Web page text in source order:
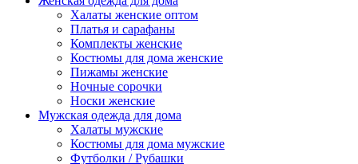
Халаты женские оптом
Платья и сарафаны
Комплекты женские
Костюмы для дома женские
Пижамы женские
Ночные сорочки
Носки женские
Мужская одежда для дома
Халаты мужские
Костюмы для дома мужские
Футболки / Рубашки